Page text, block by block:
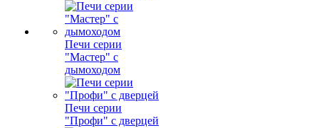
Печи серии
"Мастер" с
дымоходом
Печи серии
"Профи" с дверцей